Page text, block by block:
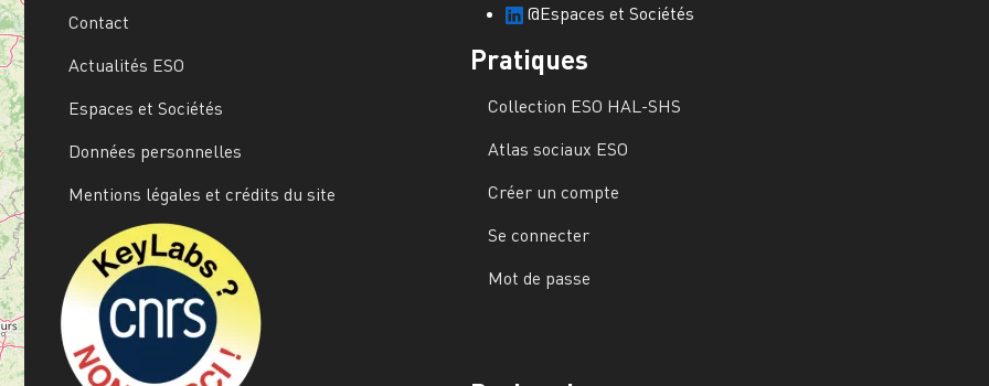
Contact
Actualités ESO
Espaces et Sociétés
Données personnelles
Mentions légales et crédits du site
@Espaces et Sociétés
Pratiques
Collection ESO HAL-SHS
Atlas sociaux ESO
Créer un compte
Se connecter
Mot de passe